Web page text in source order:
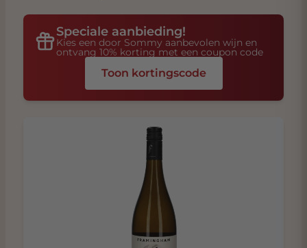
Speciale aanbieding!
Kies een door Sommy aanbevolen wijn en
ontvang 10% korting met een coupon code
Toon kortingscode